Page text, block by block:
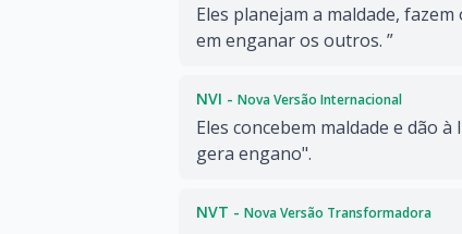
Eles planejam a maldade,
em enganar os outros. ”
NVI - Nova Versão Internacional
Eles concebem maldade e dão
gera engano".
NVT - Nova Versão Transformadora